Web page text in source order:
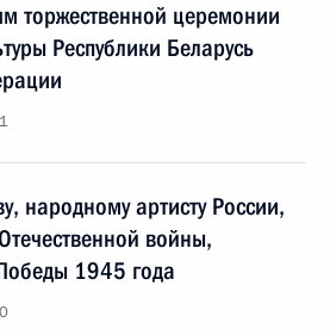
торжественной церемонии
Республики Беларусь
народному артисту России,
войны,
1945 года